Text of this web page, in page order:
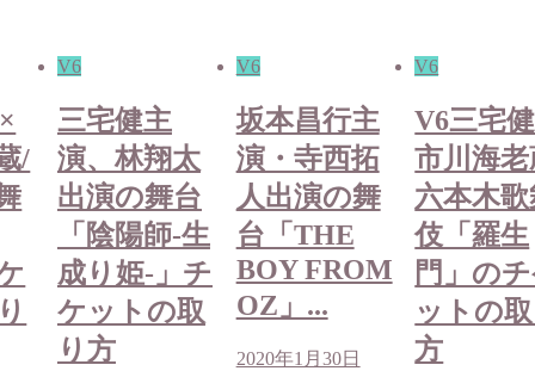
/
V6
三宅健主
演、林翔太
出演の舞台
「陰陽師‐生
成り姫‐」チ
ケットの取
り方
V6
坂本昌行主
演・寺西拓
人出演の舞
台「THE
BOY FROM
OZ」...
2020年1月30日
V6
V6三宅
市川海
六本木
伎「羅生
門」の
ットの
方